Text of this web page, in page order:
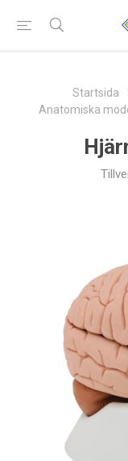
Startsida
Anatomiska